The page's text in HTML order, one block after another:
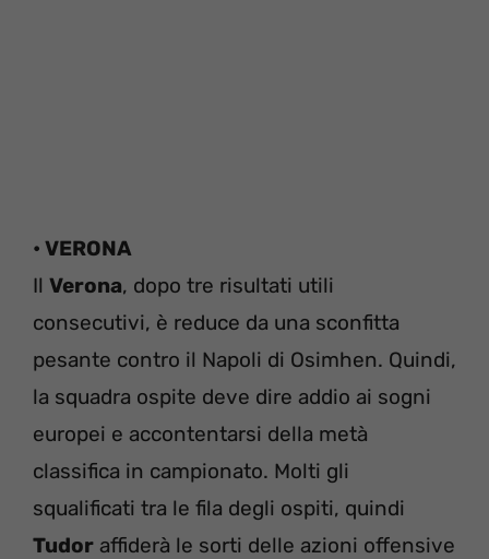
• VERONA
Il Verona, dopo tre risultati utili
consecutivi, è reduce da una sconfitta
pesante contro il Napoli di Osimhen. Quindi,
la squadra ospite deve dire addio ai sogni
europei e accontentarsi della metà
classifica in campionato. Molti gli
squalificati tra le fila degli ospiti, quindi
Tudor affiderà le sorti delle azioni offensive